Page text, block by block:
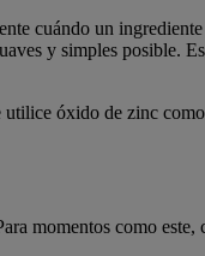
cuándo un
y simples posible.
óxido de zinc
momentos como este,